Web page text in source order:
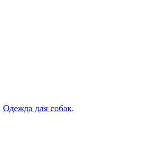
Одежда для собак.